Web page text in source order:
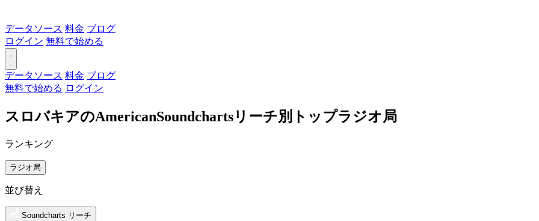
データソース 料金 ブログ
ログイン 無料で始める
データソース 料金 ブログ
無料で始める ログイン
スロバキアのAmericanSoundchartsリーチ別トップラジオ局
ランキング
ラジオ局
並び替え
Soundcharts リーチ